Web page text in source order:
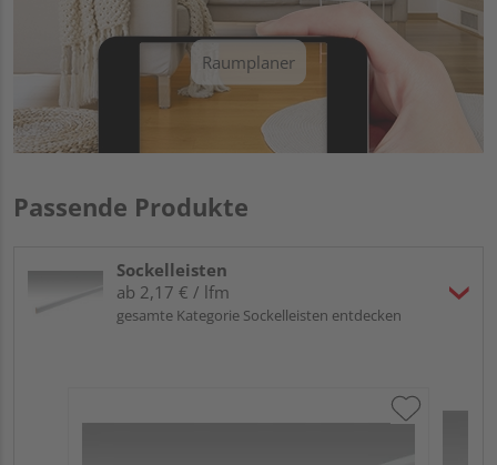
Raumplaner
Passende Produkte
Sockelleisten
ab 2,17 € / lfm
gesamte Kategorie Sockelleisten entdecken